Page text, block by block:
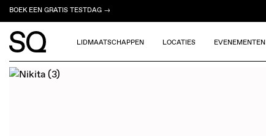
BOEK EEN GRATIS TESTDAG →
LIDMAATSCHAPPEN LOCATIES EVENEMENTEN